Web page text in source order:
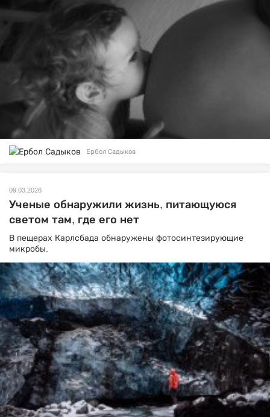
Ербол Садыков
09.03.2026
Ученые обнаружили жизнь, питающуюся
светом там, где его нет
В пещерах Карлсбада обнаружены фотосинтезирующие
микробы.